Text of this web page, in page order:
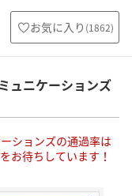
お気に入り (1862)
ュニケーションズ
ションズの通過率は
お待ちしています！